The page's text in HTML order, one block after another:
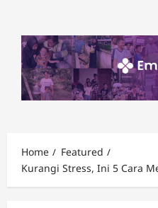
content
Home
Featured
Kurangi Stress, Ini 5 Cara